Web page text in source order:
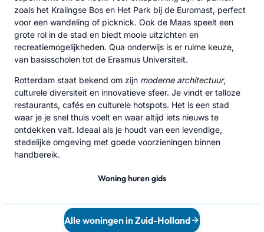
zoals het Kralingse Bos en Het Park bij de Euromast, perfect
voor een wandeling of picknick. Ook de Maas speelt een
grote rol in de stad en biedt mooie uitzichten en
recreatiemogelijkheden. Qua onderwijs is er ruime keuze,
van basisscholen tot de Erasmus Universiteit.
Rotterdam staat bekend om zijn moderne architectuur,
culturele diversiteit en innovatieve sfeer. Je vindt er talloze
restaurants, cafés en culturele hotspots. Het is een stad
waar je je snel thuis voelt en waar altijd iets nieuws te
ontdekken valt. Ideaal als je houdt van een levendige,
stedelijke omgeving met goede voorzieningen binnen
handbereik.
Woning huren gids
Alle woningen in Zuid-Holland